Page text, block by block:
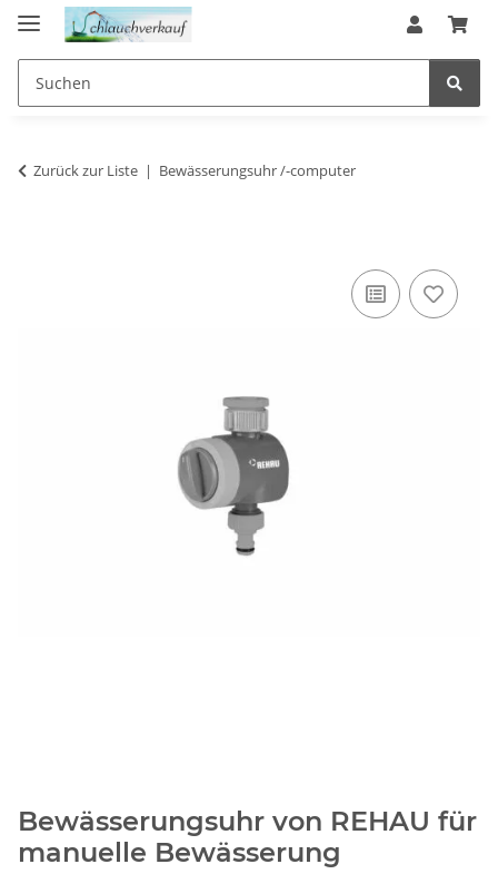
Zurück zur Liste Bewässerungsuhr /-computer
Bewässerungsuhr von REHAU für
manuelle Bewässerung